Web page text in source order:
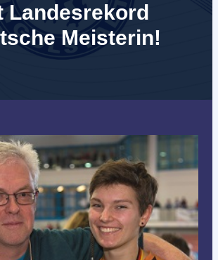
Landesrekord
Meisterin!